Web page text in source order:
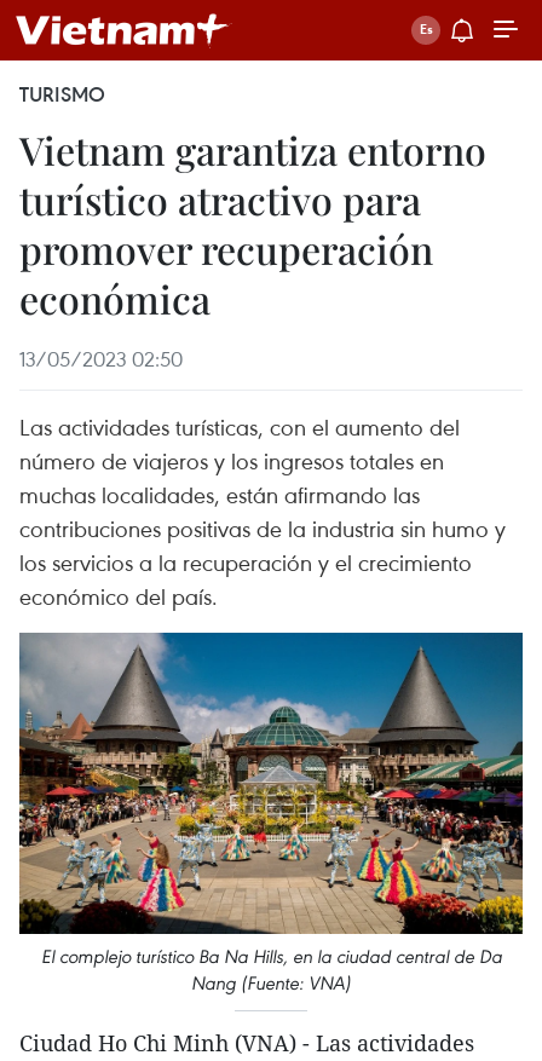
TURISMO
Vietnam garantiza entorno
turístico atractivo para
promover recuperación
económica
13/05/2023 02:50
Las actividades turísticas, con el aumento del
número de viajeros y los ingresos totales en
muchas localidades, están afirmando las
contribuciones positivas de la industria sin humo y
los servicios a la recuperación y el crecimiento
económico del país.
El complejo turístico Ba Na Hills, en la ciudad central de Da
Nang (Fuente: VNA)
Ciudad Ho Chi Minh (VNA) - Las actividades